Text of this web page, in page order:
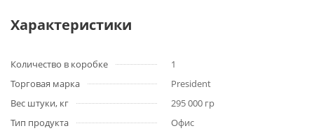
Характеристики
Количество в коробке
1
Торговая марка
President
Вес штуки, кг
295 000 гр
Тип продукта
Офис